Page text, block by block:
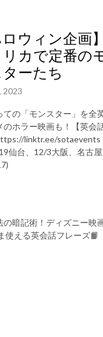
UC1nznQzS-
ロウィン企画
カで定番の
ーたち
2023
ての「モンスター」を全
のホラー映画も！【英会
linktr.ee/sotaevents
仙台、12/3大阪、名古屋
の暗記術！ディズニー映
使える英会話フレーズ📙